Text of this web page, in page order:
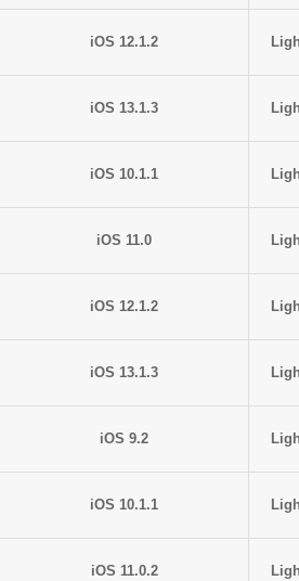
iOS 12.1.2
iOS 13.1.3
iOS 10.1.1
iOS 11.0
iOS 12.1.2
iOS 13.1.3
iOS 9.2
iOS 10.1.1
iOS 11.0.2